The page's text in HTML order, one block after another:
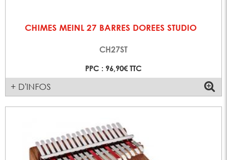
CHIMES MEINL 27 BARRES DOREES STUDIO
CH27ST
PPC : 96,90€ TTC
+ D'INFOS